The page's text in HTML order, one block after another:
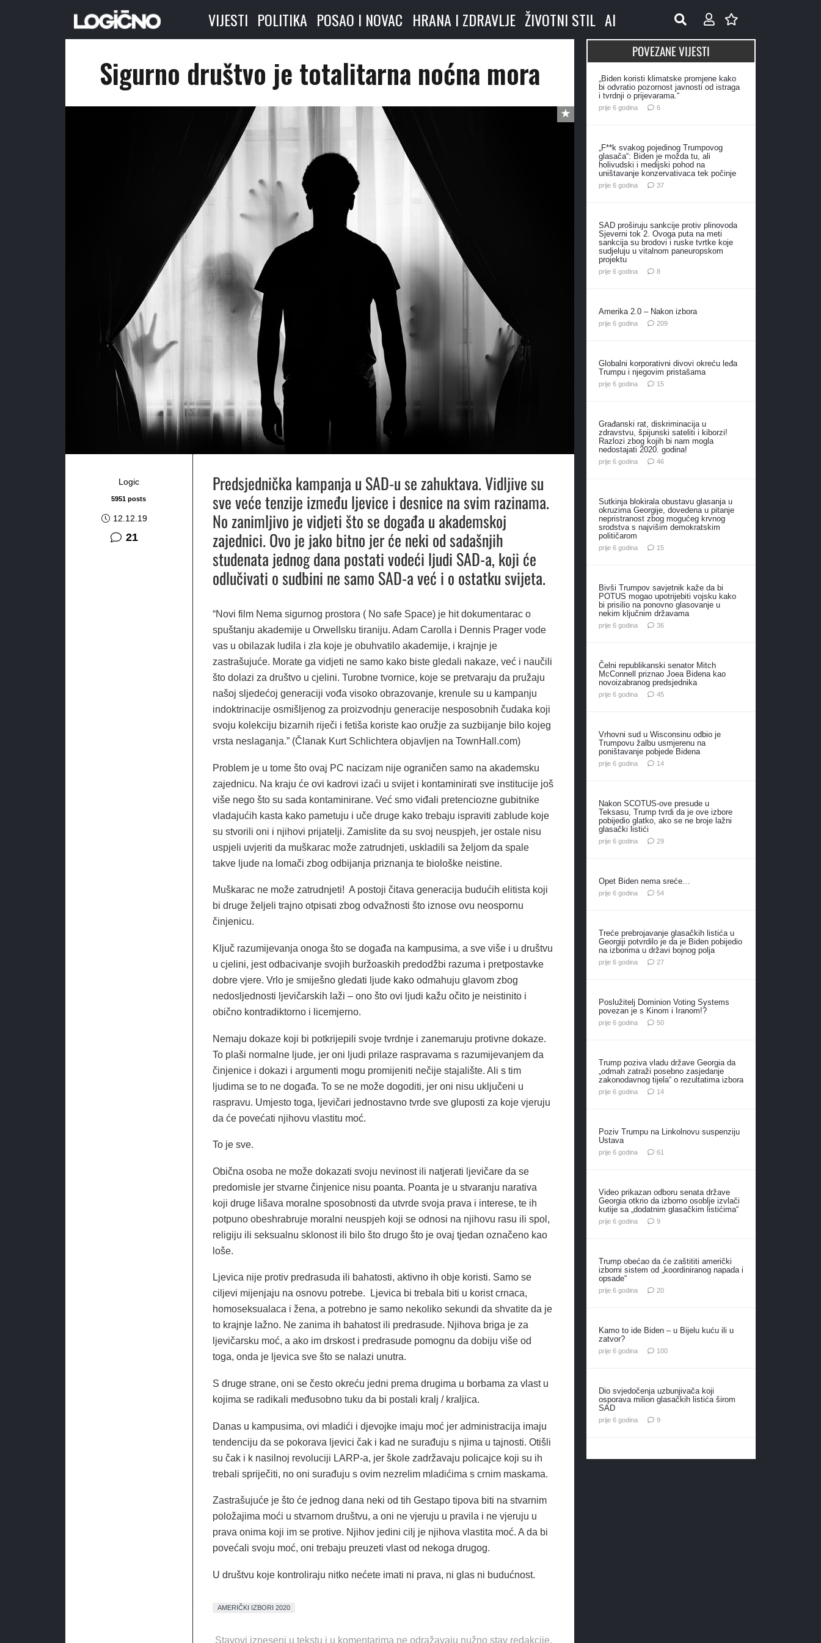
VIJESTI POLITIKA POSAO I NOVAC HRANA I ZDRAVLJE ŽIVOTNI STIL AI
Sigurno društvo je totalitarna noćna mora
Logic
5951 posts
12.12.19
21
Predsjednička kampanja u SAD-u se zahuktava. Vidljive su
sve veće tenzije između ljevice i desnice na svim razinama.
No zanimljivo je vidjeti što se događa u akademskoj
zajednici. Ovo je jako bitno jer će neki od sadašnjih
studenata jednog dana postati vodeći ljudi SAD-a, koji će
odlučivati o sudbini ne samo SAD-a već i o ostatku svijeta.
“Novi film Nema sigurnog prostora ( No safe Space) je hit dokumentarac o
spuštanju akademije u Orwellsku tiraniju. Adam Carolla i Dennis Prager vode
vas u obilazak ludila i zla koje je obuhvatilo akademije, i krajnje je
zastrašujuće. Morate ga vidjeti ne samo kako biste gledali nakaze, već i naučili
što dolazi za društvo u cjelini. Turobne tvornice, koje se pretvaraju da pružaju
našoj sljedećoj generaciji vođa visoko obrazovanje, krenule su u kampanju
indoktrinacije osmišljenog za proizvodnju generacije nesposobnih čudaka koji
svoju kolekciju bizarnih riječi i fetiša koriste kao oružje za suzbijanje bilo kojeg
vrsta neslaganja.” (Članak Kurt Schlichtera objavljen na TownHall.com)
Problem je u tome što ovaj PC nacizam nije ograničen samo na akademsku
zajednicu. Na kraju će ovi kadrovi izaći u svijet i kontaminirati sve institucije još
više nego što su sada kontaminirane. Već smo viđali pretenciozne gubitnike
vladajućih kasta kako pametuju i uče druge kako trebaju ispraviti zablude koje
su stvorili oni i njihovi prijatelji. Zamislite da su svoj neuspjeh, jer ostale nisu
uspjeli uvjeriti da muškarac može zatrudnjeti, uskladili sa željom da spale
takve ljude na lomači zbog odbijanja priznanja te biološke neistine.
Muškarac ne može zatrudnjeti! A postoji čitava generacija budućih elitista koji
bi druge željeli trajno otpisati zbog odvažnosti što iznose ovu neospornu
činjenicu.
Ključ razumijevanja onoga što se događa na kampusima, a sve više i u društvu
u cjelini, jest odbacivanje svojih buržoaskih predodžbi razuma i pretpostavke
dobre vjere. Vrlo je smiješno gledati ljude kako odmahuju glavom zbog
nedosljednosti ljevičarskih laži – ono što ovi ljudi kažu očito je neistinito i
obično kontradiktorno i licemjerno.
Nemaju dokaze koji bi potkrijepili svoje tvrdnje i zanemaruju protivne dokaze.
To plaši normalne ljude, jer oni ljudi prilaze raspravama s razumijevanjem da
činjenice i dokazi i argumenti mogu promijeniti nečije stajalište. Ali s tim
ljudima se to ne događa. To se ne može dogoditi, jer oni nisu uključeni u
raspravu. Umjesto toga, ljevičari jednostavno tvrde sve gluposti za koje vjeruju
da će povećati njihovu vlastitu moć.
To je sve.
Obična osoba ne može dokazati svoju nevinost ili natjerati ljevičare da se
predomisle jer stvarne činjenice nisu poanta. Poanta je u stvaranju narativa
koji druge lišava moralne sposobnosti da utvrde svoja prava i interese, te ih
potpuno obeshrabruje moralni neuspjeh koji se odnosi na njihovu rasu ili spol,
religiju ili seksualnu sklonost ili bilo što drugo što je ovaj tjedan označeno kao
loše.
Ljevica nije protiv predrasuda ili bahatosti, aktivno ih obje koristi. Samo se
ciljevi mijenjaju na osnovu potrebe. Ljevica bi trebala biti u korist crnaca,
homoseksualaca i žena, a potrebno je samo nekoliko sekundi da shvatite da je
to krajnje lažno. Ne zanima ih bahatost ili predrasude. Njihova briga je za
ljevičarsku moć, a ako im drskost i predrasude pomognu da dobiju više od
toga, onda je ljevica sve što se nalazi unutra.
S druge strane, oni se često okreću jedni prema drugima u borbama za vlast u
kojima se radikali međusobno tuku da bi postali kralj / kraljica.
Danas u kampusima, ovi mladići i djevojke imaju moć jer administracija imaju
tendenciju da se pokorava ljevici čak i kad ne surađuju s njima u tajnosti. Otišli
su čak i k nasilnoj revoluciji LARP-a, jer škole zadržavaju policajce koji su ih
trebali spriječiti, no oni surađuju s ovim nezrelim mladićima s crnim maskama.
Zastrašujuće je što će jednog dana neki od tih Gestapo tipova biti na stvarnim
položajima moći u stvarnom društvu, a oni ne vjeruju u pravila i ne vjeruju u
prava onima koji im se protive. Njihov jedini cilj je njihova vlastita moć. A da bi
povećali svoju moć, oni trebaju preuzeti vlast od nekoga drugog.
U društvu koje kontroliraju nitko nećete imati ni prava, ni glas ni budućnost.
AMERIČKI IZBORI 2020
Stavovi izneseni u tekstu i u komentarima ne odražavaju nužno stav redakcije.
POVEZANE VIJESTI
„Biden koristi klimatske promjene kako
bi odvratio pozornost javnosti od istraga
i tvrdnji o prijevarama.“
prije 6 godina 6komentara
„F**k svakog pojedinog Trumpovog
glasača“: Biden je možda tu, ali
holivudski i medijski pohod na
uništavanje konzervativaca tek počinje
prije 6 godina 37komentara
SAD proširuju sankcije protiv plinovoda
Sjeverni tok 2. Ovoga puta na meti
sankcija su brodovi i ruske tvrtke koje
sudjeluju u vitalnom paneuropskom
projektu
prije 6 godina 8komentara
Amerika 2.0 – Nakon izbora
prije 6 godina 209komentara
Globalni korporativni divovi okreću leđa
Trumpu i njegovim pristašama
prije 6 godina 15komentara
Građanski rat, diskriminacija u
zdravstvu, špijunski sateliti i kiborzi!
Razlozi zbog kojih bi nam mogla
nedostajati 2020. godina!
prije 6 godina 46komentara
Sutkinja blokirala obustavu glasanja u
okruzima Georgije, dovedena u pitanje
nepristranost zbog mogućeg krvnog
srodstva s najvišim demokratskim
političarom
prije 6 godina 15komentara
Bivši Trumpov savjetnik kaže da bi
POTUS mogao upotrijebiti vojsku kako
bi prisilio na ponovno glasovanje u
nekim ključnim državama
prije 6 godina 36komentara
Čelni republikanski senator Mitch
McConnell priznao Joea Bidena kao
novoizabranog predsjednika
prije 6 godina 45komentara
Vrhovni sud u Wisconsinu odbio je
Trumpovu žalbu usmjerenu na
poništavanje pobjede Bidena
prije 6 godina 14komentara
Nakon SCOTUS-ove presude u
Teksasu, Trump tvrdi da je ove izbore
pobijedio glatko, ako se ne broje lažni
glasački listići
prije 6 godina 29komentara
Opet Biden nema sreće…
prije 6 godina 54komentara
Treće prebrojavanje glasačkih listića u
Georgiji potvrdilo je da je Biden pobijedio
na izborima u državi bojnog polja
prije 6 godina 27komentara
Poslužitelj Dominion Voting Systems
povezan je s Kinom i Iranom!?
prije 6 godina 50komentara
Trump poziva vladu države Georgia da
„odmah zatraži posebno zasjedanje
zakonodavnog tijela“ o rezultatima izbora
prije 6 godina 14komentara
Poziv Trumpu na Linkolnovu suspenziju
Ustava
prije 6 godina 61
Video prikazan odboru senata države
Georgia otkrio da izborno osoblje izvlači
kutije sa „dodatnim glasačkim listićima“
prije 6 godina 9komentara
Trump obećao da će zaštititi američki
izborni sistem od „koordiniranog napada i
opsade“
prije 6 godina 20komentara
Kamo to ide Biden – u Bijelu kuću ili u
zatvor?
prije 6 godina 100komentara
Dio svjedočenja uzbunjivača koji
osporava milion glasačkih listića širom
SAD
prije 6 godina 9komentara